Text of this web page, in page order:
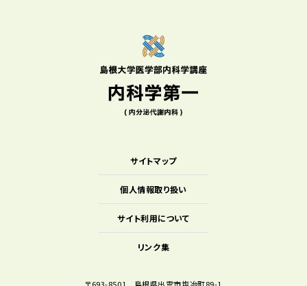
サイトマップ
個人情報取り扱い
サイト利用について
リンク集